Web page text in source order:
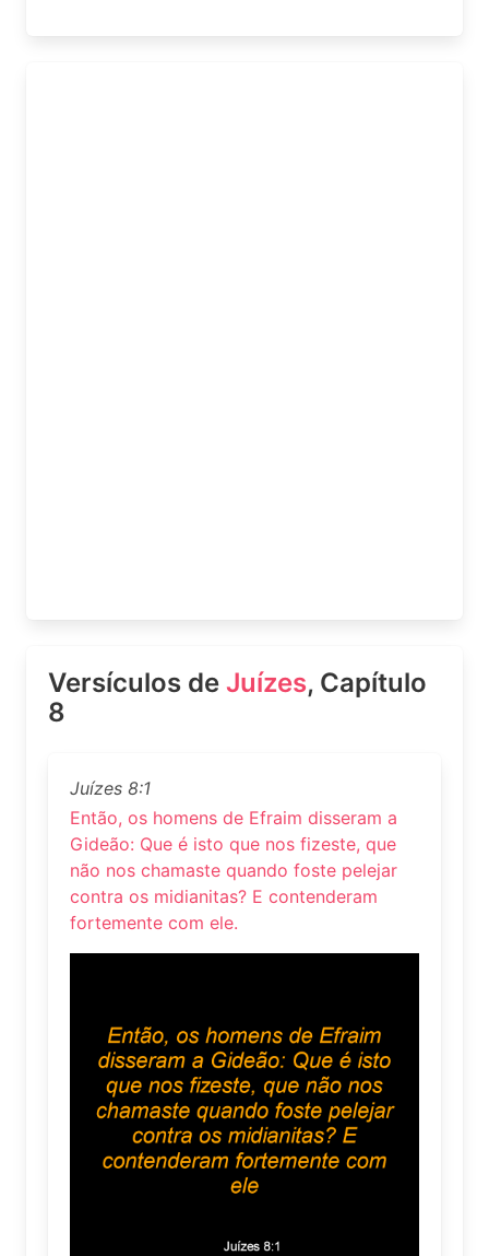
Versículos de Juízes, Capítulo
8
Juízes 8:1
Então, os homens de Efraim disseram a
Gideão: Que é isto que nos fizeste, que
não nos chamaste quando foste pelejar
contra os midianitas? E contenderam
fortemente com ele.